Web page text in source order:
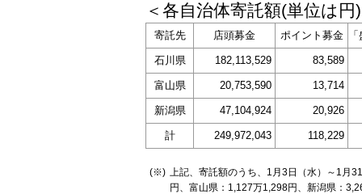
＜各自治体寄託額(単位は円
寄託先 店頭募金 ポイント募金
石川県 182,113,529 83,589
富山県 20,753,590 13,714
新潟県 47,104,924 20,926
計 249,972,043 118,229
(※) 上記、寄託額のうち、1月3日（水）～1月
円、富山県：1,127万1,298円、新潟県：